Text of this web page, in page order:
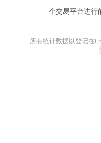
个交易平台进行
所有统计数据以登记在